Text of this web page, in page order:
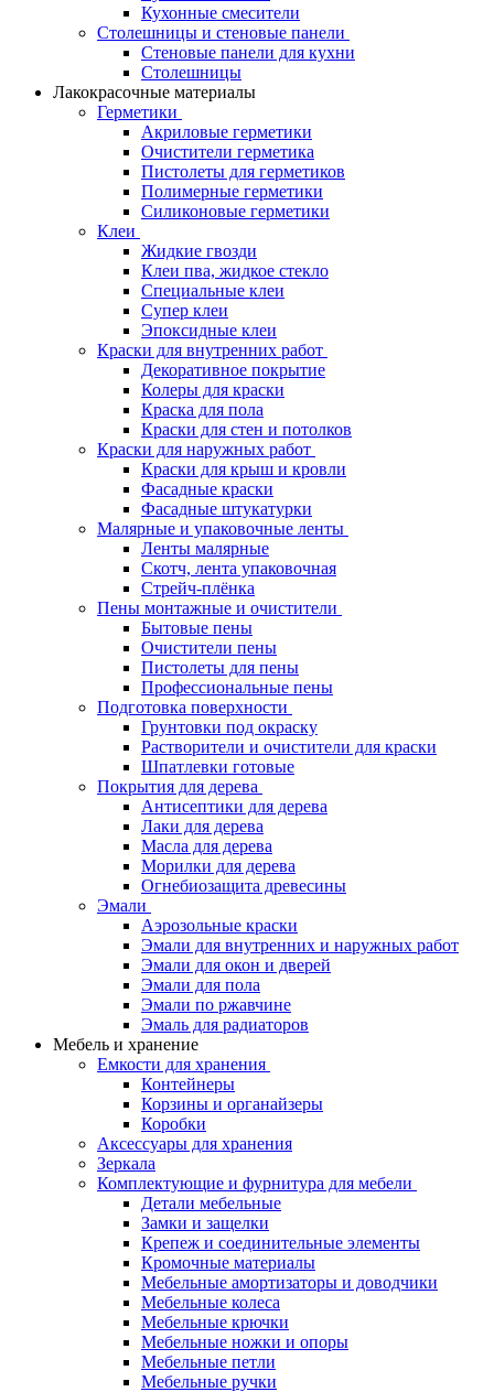
Кухонные смесители
Столешницы и стеновые панели
Стеновые панели для кухни
Столешницы
Лакокрасочные материалы
Герметики
Акриловые герметики
Очистители герметика
Пистолеты для герметиков
Полимерные герметики
Силиконовые герметики
Клеи
Жидкие гвозди
Клеи пва, жидкое стекло
Специальные клеи
Супер клеи
Эпоксидные клеи
Краски для внутренних работ
Декоративное покрытие
Колеры для краски
Краска для пола
Краски для стен и потолков
Краски для наружных работ
Краски для крыш и кровли
Фасадные краски
Фасадные штукатурки
Малярные и упаковочные ленты
Ленты малярные
Скотч, лента упаковочная
Стрейч-плёнка
Пены монтажные и очистители
Бытовые пены
Очистители пены
Пистолеты для пены
Профессиональные пены
Подготовка поверхности
Грунтовки под окраску
Растворители и очистители для краски
Шпатлевки готовые
Покрытия для дерева
Антисептики для дерева
Лаки для дерева
Масла для дерева
Морилки для дерева
Огнебиозащита древесины
Эмали
Аэрозольные краски
Эмали для внутренних и наружных работ
Эмали для окон и дверей
Эмали для пола
Эмали по ржавчине
Эмаль для радиаторов
Мебель и хранение
Емкости для хранения
Контейнеры
Корзины и органайзеры
Коробки
Аксессуары для хранения
Зеркала
Комплектующие и фурнитура для мебели
Детали мебельные
Замки и защелки
Крепеж и соединительные элементы
Кромочные материалы
Мебельные амортизаторы и доводчики
Мебельные колеса
Мебельные крючки
Мебельные ножки и опоры
Мебельные петли
Мебельные ручки